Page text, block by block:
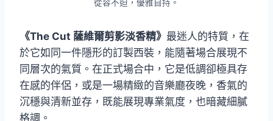
從容不迫，優雅自持。
《The Cut 薩維爾剪影淡香精》 最迷人的特質，在
於它如同一件隱形的訂製西裝，能隨著場合展現不
同層次的氣質。在正式場合中，它是低調卻極具存
在感的伴侶，或是一場精緻的音樂廳夜晚，香氣的
沉穩與清新並存，既能展現專業氣度，也暗藏細膩
格調。